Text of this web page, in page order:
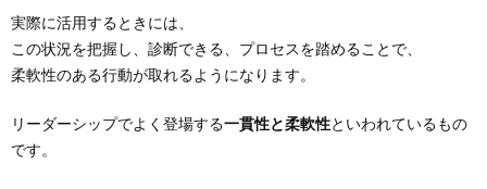
実際に活用するときには、
この状況を把握し、診断できる、プロセスを踏めることで、
柔軟性のある行動が取れるようになります。
リーダーシップでよく登場する一貫性と柔軟性といわれているもの
です。